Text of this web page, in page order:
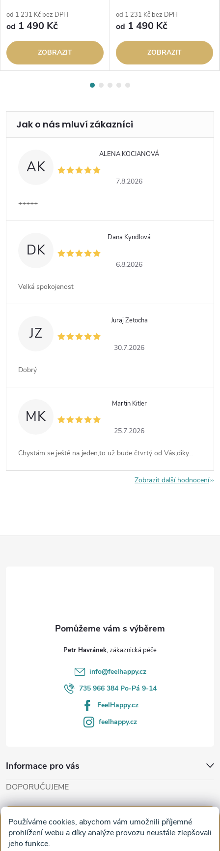
Používáme cookies, abychom vám umožnili příjemné
prohlížení webu a díky analýze provozu neustále zlepšovali
jeho funkce.
od 1 231 Kč bez DPH
od 1 490 Kč
ZOBRAZIT
od 1 231 Kč bez DPH
od 1 490 Kč
ZOBRAZIT
AK
ALENA KOCIANOVÁ
7.8.2026
+++++
DK
Dana Kyndlová
6.8.2026
Velká spokojenost
JZ
Juraj Zetocha
30.7.2026
Dobrý
MK
Martin Kitler
25.7.2026
Chystám se ještě na jeden,to už bude čtvrtý od Vás,diky...
Zobrazit další hodnocení
Petr Havránek
info@feelhappy.cz
735 966 384 Po-Pá 9-14
FeelHappy.cz
feelhappy.cz
Informace pro vás
DOPORUČUJEME
Obrazy na plátně na zeď a stěnu do obýváku
Facebook